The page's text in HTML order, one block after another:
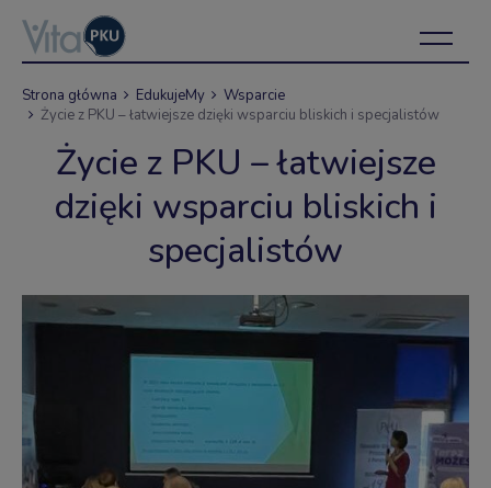
Strona główna EdukujeMy
Wsparcie
Życie z PKU – łatwiejsze dzięki wsparciu bliskich i specjalistów
Życie z PKU – łatwiejsze
dzięki wsparciu bliskich i
specjalistów